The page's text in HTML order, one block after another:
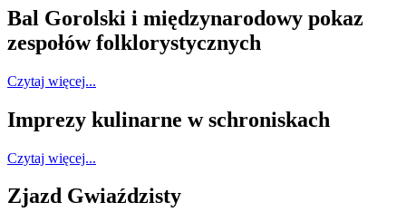
Bal Gorolski i międzynarodowy pokaz
zespołów folklorystycznych
Czytaj więcej...
Imprezy kulinarne w schroniskach
Czytaj więcej...
Zjazd Gwiaździsty